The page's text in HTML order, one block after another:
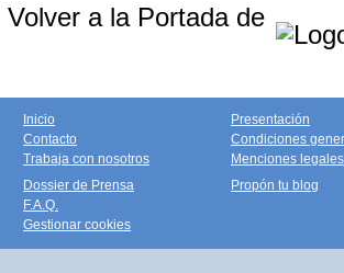
Volver a la Portada de
Inicio
Contacto
Trabaja con nosotros
Presentación
Condiciones
Menciones legales
Dossier de Prensa
F.A.Q.
Gestionar cookies
Propón tu blog